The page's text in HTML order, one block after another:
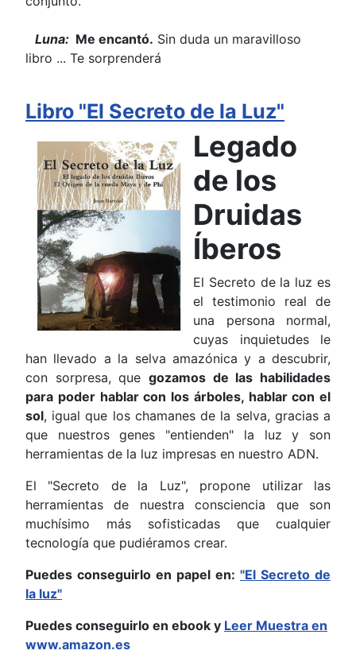
Luna: Me encantó. Sin duda un maravilloso
libro ... Te sorprenderá
Libro "El Secreto de la Luz"
Legado
de los
Druidas
Íberos
El Secreto de la luz es
el testimonio real de
una persona normal,
cuyas inquietudes le
han llevado a la selva amazónica y a descubrir,
con sorpresa, que gozamos de las habilidades
para poder hablar con los árboles, hablar con el
sol, igual que los chamanes de la selva, gracias a
que nuestros genes "entienden" la luz y son
herramientas de la luz impresas en nuestro ADN.
El "Secreto de la Luz", propone utilizar las
herramientas de nuestra consciencia que son
muchísimo más sofisticadas que cualquier
tecnología que pudiéramos crear.
Puedes conseguirlo en papel en: "El Secreto de
la luz"
Puedes conseguirlo en ebook y Leer Muestra en
www.amazon.es